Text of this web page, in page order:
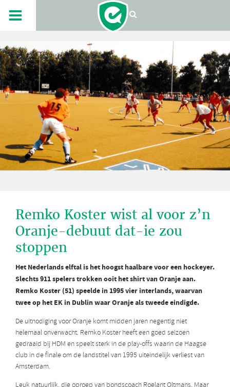
Remko Koster wist al voor z’n
Oranje-debuut dat-ie zou
stoppen
Het Nederlands elftal is het hoogst haalbare voor een hockeyer.
Slechts 911 spelers trokken ooit het shirt van Oranje aan.
Remko Koster (51) speelde in 1995 vier interlands, waarvan
twee op het EK in Dublin waar Oranje als tweede eindigde.
De uitnodiging voor Oranje komt midden jaren negentig niet
helemaal onverwacht. Remko Koster heeft een goed seizoen
gedraaid bij HDM en speelt sterk in de play-offs waarin de Haagse
club in de finale om de landstitel van 1995 uiteindelijk verliest van
Amsterdam.